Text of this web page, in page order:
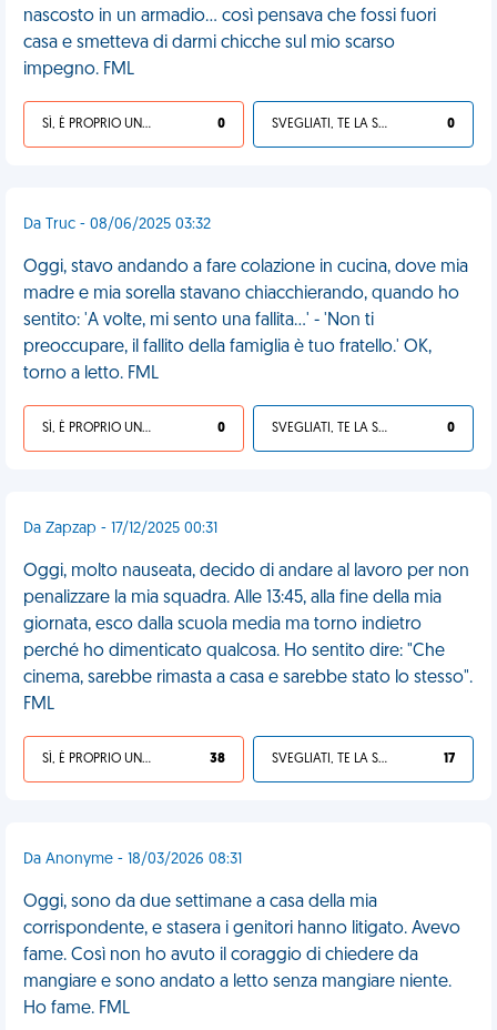
nascosto in un armadio... così pensava che fossi fuori
casa e smetteva di darmi chicche sul mio scarso
impegno. FML
SÌ, È PROPRIO UNA VDM! 0 SVEGLIATI, TE LA SEI CERCATA! 0
Da Truc - 08/06/2025 03:32
Oggi, stavo andando a fare colazione in cucina, dove mia
madre e mia sorella stavano chiacchierando, quando ho
sentito: 'A volte, mi sento una fallita...' - 'Non ti
preoccupare, il fallito della famiglia è tuo fratello.' OK,
torno a letto. FML
SÌ, È PROPRIO UNA VDM! 0 SVEGLIATI, TE LA SEI CERCATA! 0
Da Zapzap - 17/12/2025 00:31
Oggi, molto nauseata, decido di andare al lavoro per non
penalizzare la mia squadra. Alle 13:45, alla fine della mia
giornata, esco dalla scuola media ma torno indietro
perché ho dimenticato qualcosa. Ho sentito dire: "Che
cinema, sarebbe rimasta a casa e sarebbe stato lo stesso".
FML
SÌ, È PROPRIO UNA VDM! 38 SVEGLIATI, TE LA SEI CERCATA! 17
Da Anonyme - 18/03/2026 08:31
Oggi, sono da due settimane a casa della mia
corrispondente, e stasera i genitori hanno litigato. Avevo
fame. Così non ho avuto il coraggio di chiedere da
mangiare e sono andato a letto senza mangiare niente.
Ho fame. FML